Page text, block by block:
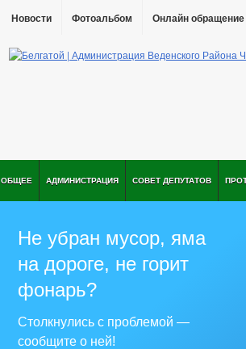
Новости Фотоальбом Онлайн обращение
ОБЩЕЕ АДМИНИСТРАЦИЯ СОВЕТ ДЕПУТАТОВ
Не убран мусор, яма
на дороге, не горит
фонарь?
Столкнулись с проблемой —
сообщите о ней!